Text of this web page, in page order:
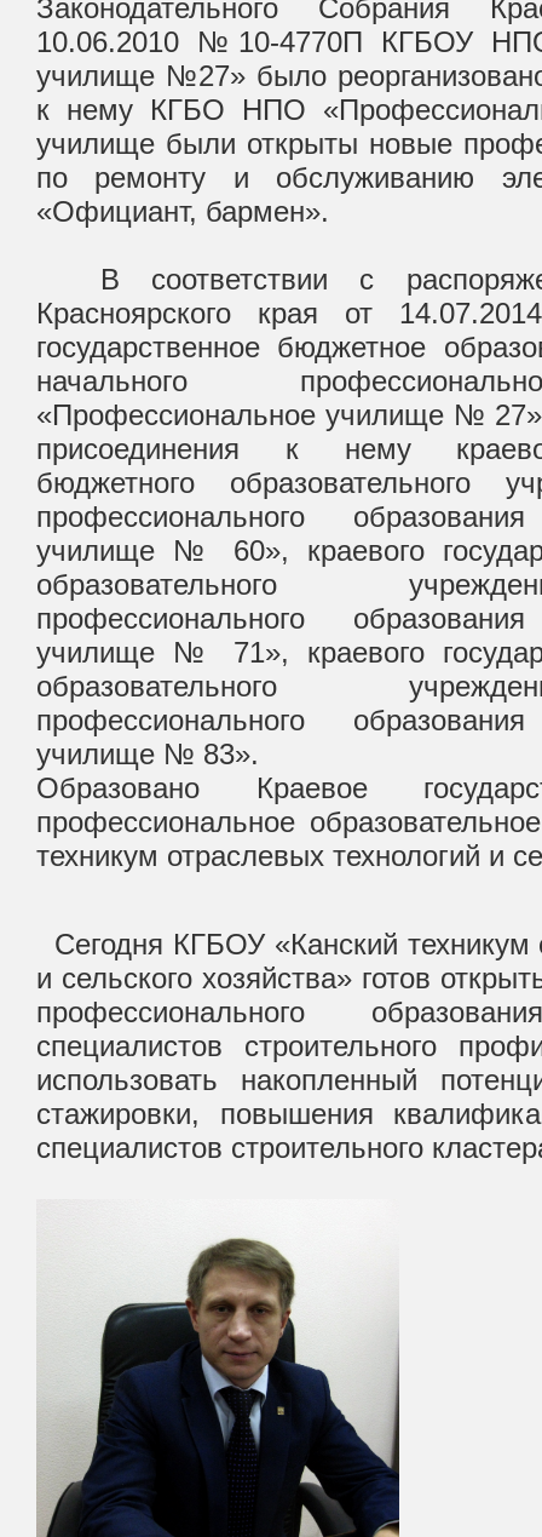
Законодательного Собрания
10.06.2010 №10-4770П КГБОУ
училище №27» было
к нему КГБО НПО
училище были открыты новые
по ремонту и обслуживанию
«Официант, бармен».
В соответствии с
Красноярского края от
государственное бюджетное
начального
«Профессиональное училище № 27»
присоединения к нему
бюджетного образовательного
профессионального
училище № 60», краевого
образовательного
профессионального
училище № 71», краевого
образовательного
профессионального
училище № 83».
Образовано Краевое
профессиональное
техникум отраслевых технологий и
Сегодня КГБОУ «Канский техникум
и сельского хозяйства» готов
профессионального
специалистов строительного
использовать накопленный
стажировки, повышения
специалистов строительного